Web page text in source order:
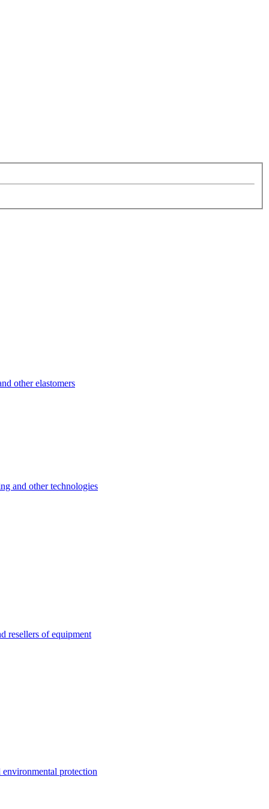
other elastomers
and other technologies
resellers of equipment
protection